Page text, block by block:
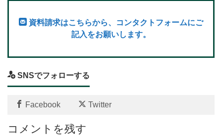
資料請求はこちらから、コンタクトフォームにご
記入をお願いします。
SNSでフォローする
Facebook Twitter
コメントを残す